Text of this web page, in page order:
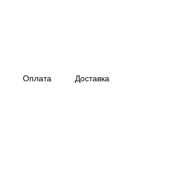
Оплата Доставка